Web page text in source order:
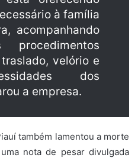
à família
acompanhando
velório e
dos
a empresa.
também lamentou a morte
nota de pesar divulgada